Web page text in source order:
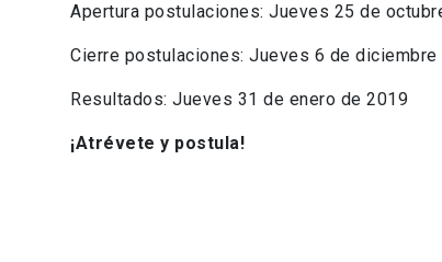
Apertura postulaciones: Jueves 25 de
Cierre postulaciones: Jueves 6 de
Resultados: Jueves 31 de enero de 2019
¡Atrévete y postula!